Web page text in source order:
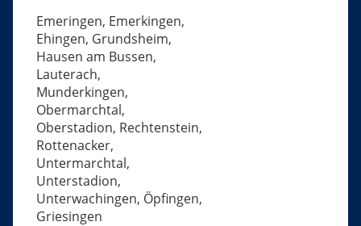
Emeringen, Emerkingen,
Ehingen, Grundsheim,
Hausen am Bussen,
Lauterach,
Munderkingen,
Obermarchtal,
Oberstadion, Rechtenstein,
Rottenacker,
Untermarchtal,
Unterstadion,
Unterwachingen, Öpfingen,
Griesingen